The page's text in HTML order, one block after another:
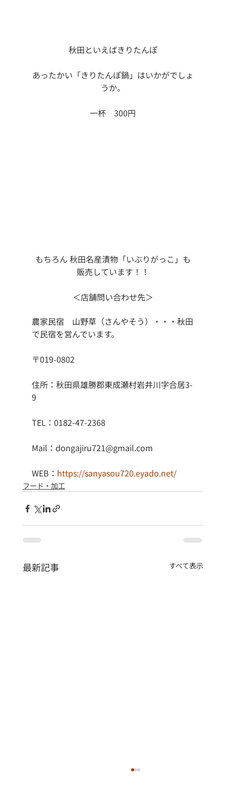
秋田といえばきりたんぽ
あったかい「きりたんぽ鍋」はいかがでしょ
うか。
一杯　300円
もちろん 秋田名産漬物「いぶりがっこ」も
販売しています！！
＜店舗問い合わせ先＞
農家民宿　山野草（さんやそう）・・・秋田
で民宿を営んでいます。
〒019-0802
住所：秋田県雄勝郡東成瀬村岩井川字合居3-
9
TEL：0182-47-2368
Mail：dongajiru721@gmail.com
WEB： https://sanyasou720.eyado.net/
フード・加工
最新記事 すべて表示